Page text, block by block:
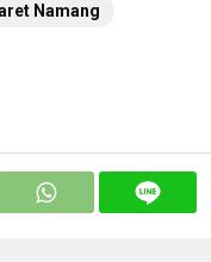
Namang